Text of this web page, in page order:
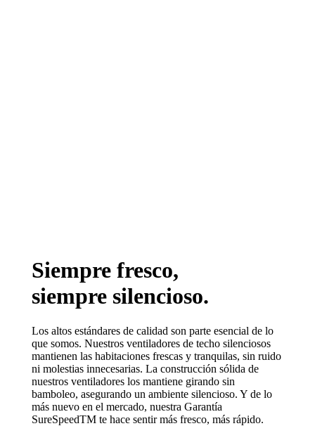
Siempre fresco,
siempre silencioso.
Los altos estándares de calidad son parte esencial de lo
que somos. Nuestros ventiladores de techo silenciosos
mantienen las habitaciones frescas y tranquilas, sin ruido
ni molestias innecesarias. La construcción sólida de
nuestros ventiladores los mantiene girando sin
bamboleo, asegurando un ambiente silencioso. Y de lo
más nuevo en el mercado, nuestra Garantía
SureSpeedTM te hace sentir más fresco, más rápido.